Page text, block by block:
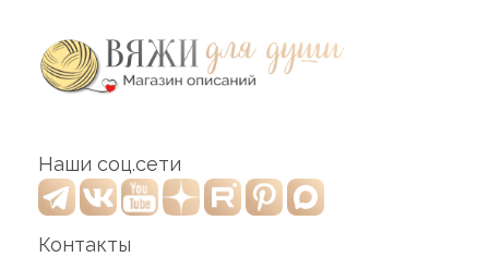
Наши соц.сети
Контакты